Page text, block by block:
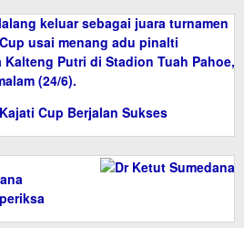
Cup Berjalan Sukses